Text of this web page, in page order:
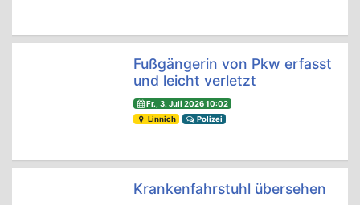
Fußgängerin von Pkw erfasst
und leicht verletzt
Fr., 3. Juli 2026 10:02
Linnich
Polizei
Krankenfahrstuhl übersehen